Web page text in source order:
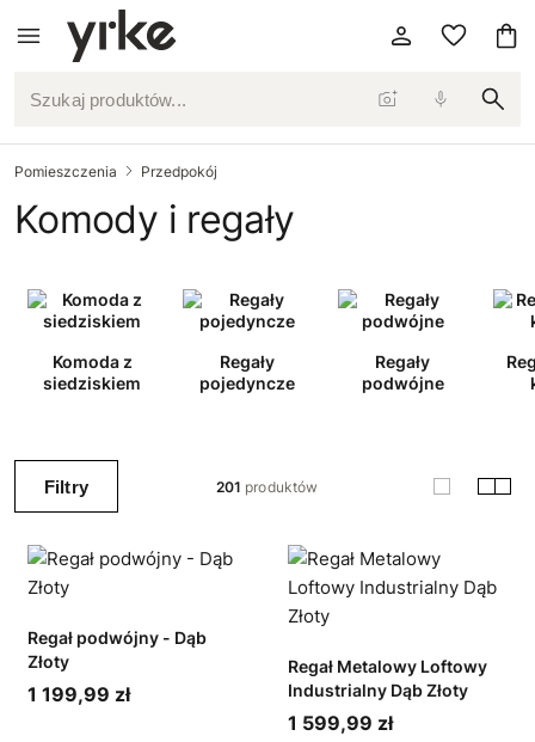
Szukaj produktów...
Pomieszczenia Przedpokój
Komody i regały
Komoda z
siedziskiem
Regały
pojedyncze
Regały
podwójne
Filtry 201 produktów
Regał podwójny - Dąb
Złoty
1 199,99 zł
Regał Metalowy Loftowy
Industrialny Dąb Złoty
1 599,99 zł